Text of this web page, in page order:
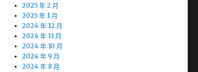
2025 年 2 月
2025 年 1 月
2024 年 12 月
2024 年 11 月
2024 年 10 月
2024 年 9 月
2024 年 8 月